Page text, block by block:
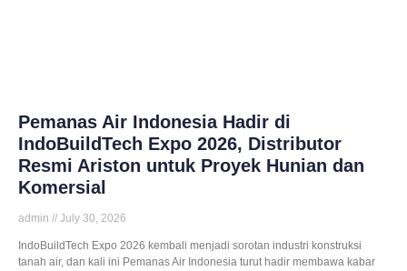
Pemanas Air Indonesia Hadir di
IndoBuildTech Expo 2026, Distributor
Resmi Ariston untuk Proyek Hunian dan
Komersial
admin July 30, 2026
IndoBuildTech Expo 2026 kembali menjadi sorotan industri konstruksi
tanah air, dan kali ini Pemanas Air Indonesia turut hadir membawa kabar